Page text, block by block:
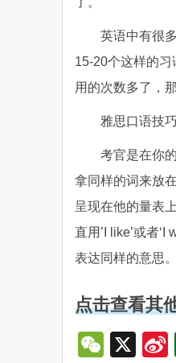
英语中有很
15-20个这样的习
用的次数多了，
雅思口语技
考官是在你
拿同样的词来放
呈现在他的量表
直用’I like’或者
表达同样的意思。
点击查看其
X